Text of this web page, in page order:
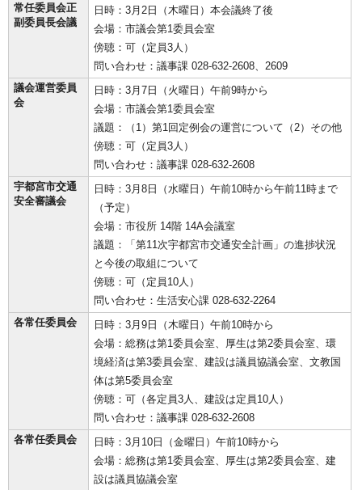
常任委員会正
副委員長会議
日時：3月2日（木曜日）本会議終了後
会場：市議会第1委員会室
傍聴：可（定員3人）
問い合わせ：議事課 028-632-2608、2609
議会運営委員
会
日時：3月7日（火曜日）午前9時から
会場：市議会第1委員会室
議題：（1）第1回定例会の運営について（2）その他
傍聴：可（定員3人）
問い合わせ：議事課 028-632-2608
宇都宮市交通
安全審議会
日時：3月8日（水曜日）午前10時から午前11時まで
（予定）
会場：市役所 14階 14A会議室
議題：「第11次宇都宮市交通安全計画」の進捗状況
と今後の取組について
傍聴：可（定員10人）
問い合わせ：生活安心課 028-632-2264
各常任委員会
日時：3月9日（木曜日）午前10時から
会場：総務は第1委員会室、厚生は第2委員会室、環
境経済は第3委員会室、建設は議員協議会室、文教国
体は第5委員会室
傍聴：可（各定員3人、建設は定員10人）
問い合わせ：議事課 028-632-2608
各常任委員会
日時：3月10日（金曜日）午前10時から
会場：総務は第1委員会室、厚生は第2委員会室、建
設は議員協議会室